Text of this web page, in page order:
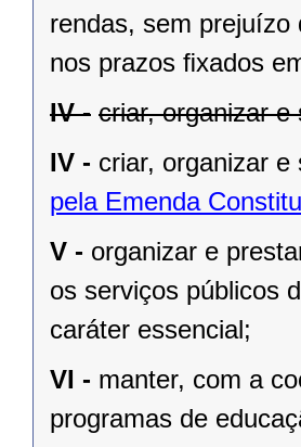
rendas, sem prejuízo
nos prazos ﬁxados
IV - criar, organizar e
IV - criar, organizar
pela Emenda
V - organizar e
os serviços públicos
caráter essencial;
VI - manter, com a
programas de